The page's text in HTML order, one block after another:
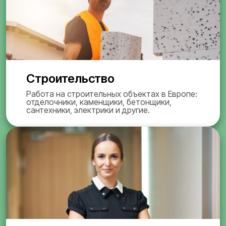
Строительство
Работа на строительных объектах в Европе:
отделочники, каменщики, бетонщики,
сантехники, электрики и другие.